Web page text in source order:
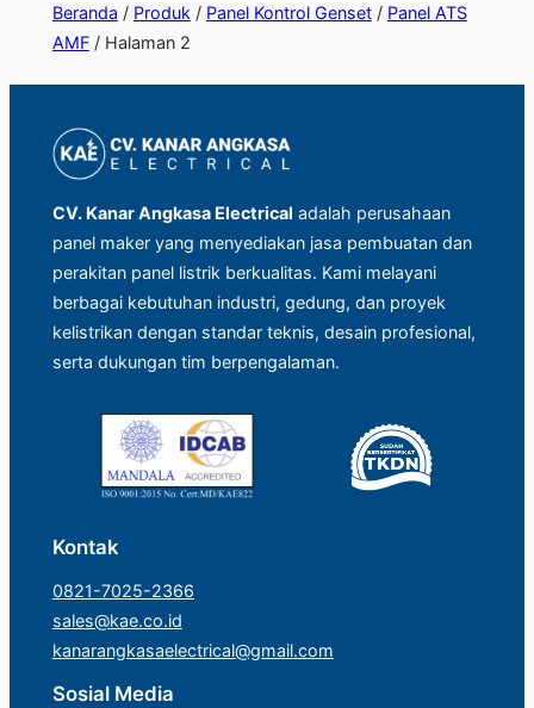
Beranda / Produk / Panel Kontrol Genset/ Panel ATS
AMF/ Halaman 2
CV. Kanar Angkasa Electrical adalah perusahaan
panel maker yang menyediakan jasa pembuatan dan
perakitan panel listrik berkualitas. Kami melayani
berbagai kebutuhan industri, gedung, dan proyek
kelistrikan dengan standar teknis, desain profesional,
serta dukungan tim berpengalaman.
Kontak
0821-7025-2366
sales@kae.co.id
kanarangkasaelectrical@gmail.com
Sosial Media